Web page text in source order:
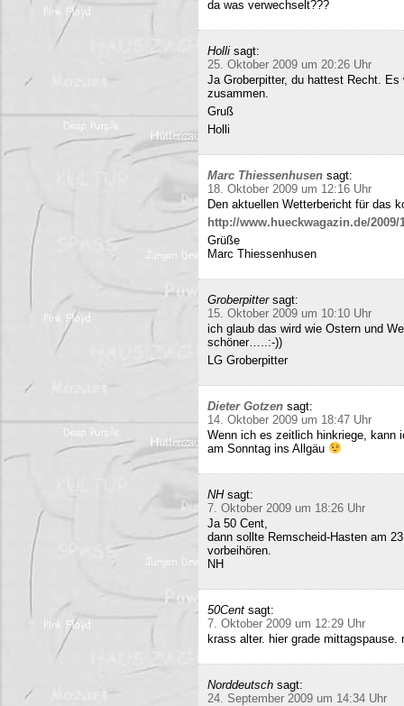
da was verwechselt???
Holli sagt:
25. Oktober 2009 um 20:26 Uhr
Ja Groberpitter, du hattest Recht.
zusammen.
Gruß
Holli
Marc Thiessenhusen sagt:
18. Oktober 2009 um 12:16 Uhr
Den aktuellen Wetterbericht für das
http://www.hueckwagazin.de/2009/
Grüße
Marc Thiessenhusen
Groberpitter sagt:
15. Oktober 2009 um 10:10 Uhr
ich glaub das wird wie Ostern und
schöner…..:-))
LG Groberpitter
Dieter Gotzen sagt:
14. Oktober 2009 um 18:47 Uhr
Wenn ich es zeitlich hinkriege, kann
am Sonntag ins Allgäu
NH sagt:
7. Oktober 2009 um 18:26 Uhr
Ja 50 Cent,
dann sollte Remscheid-Hasten am
vorbeihören.
NH
50Cent sagt:
7. Oktober 2009 um 12:29 Uhr
krass alter. hier grade
Norddeutsch sagt:
24. September 2009 um 14:34 Uhr